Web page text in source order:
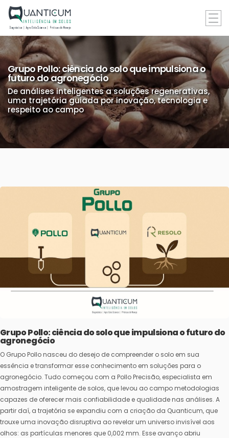
Grupo Pollo: ciência do solo que impulsiona o
futuro do agronegócio
De análises inteligentes a soluções regenerativas,
uma trajetória guiada por inovação, tecnologia e
respeito ao campo
Grupo Pollo: ciência do solo que impulsiona o futuro do
agronegócio
O Grupo Pollo nasceu do desejo de compreender o solo em sua
essência e transformar esse conhecimento em soluções para o
agronegócio. Tudo começou com a Pollo Precisão, especialista em
amostragem inteligente de solos, que levou ao campo metodologias
capazes de oferecer mais confiabilidade e qualidade nas análises. A
partir daí, a trajetória se expandiu com a criação da Quanticum, que
trouxe uma inovação disruptiva ao revelar um universo invisível aos
olhos: as partículas menores que 0,002 mm. Esse avanço abriu